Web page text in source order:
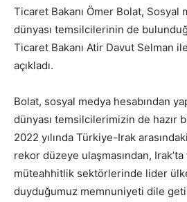
Ticaret Bakanı Ömer Bolat, Sosyal
dünyası temsilcilerinin de
Ticaret Bakanı Atir Davut Selman
açıkladı.
Bolat, sosyal medya hesabından
dünyası temsilcilerimizin de hazır
2022 yılında Türkiye-Irak
rekor düzeye ulaşmasından, Irak’ta
müteahhitlik sektörlerinde lider
duyduğumuz memnuniyeti dile